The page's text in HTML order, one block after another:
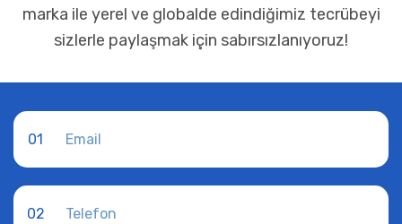
marka ile yerel ve globalde edindiğimiz tecrübeyi
sizlerle paylaşmak için sabırsızlanıyoruz!
01
02